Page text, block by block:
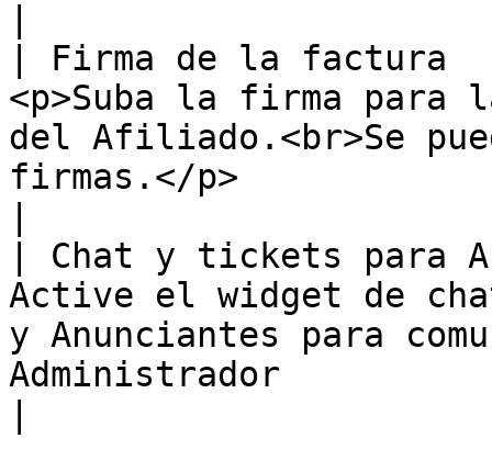
| Firma de la
<p>Suba la firma para
del Afiliado.<br>Se
firmas.</p>
| Chat y tickets para
Active el widget de
y Anunciantes para
Administrador